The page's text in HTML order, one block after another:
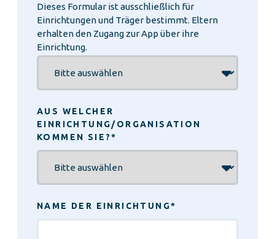
Dieses Formular ist ausschließlich für
Einrichtungen und Träger bestimmt. Eltern
erhalten den Zugang zur App über ihre
Einrichtung.
AUS WELCHER
EINRICHTUNG/ORGANISATION
KOMMEN SIE?*
NAME DER EINRICHTUNG*